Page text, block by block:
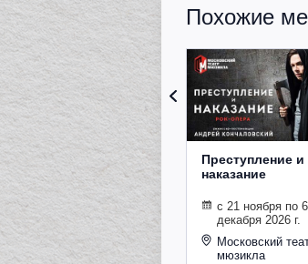
Похожие
Преступление и
наказание
с 21 ноября по 6
декабря 2026 г.
Московский
мюзикла